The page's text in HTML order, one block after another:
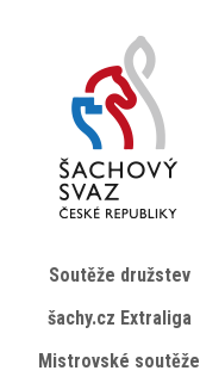
Soutěže družstev
šachy.cz Extraliga
Mistrovské soutěže